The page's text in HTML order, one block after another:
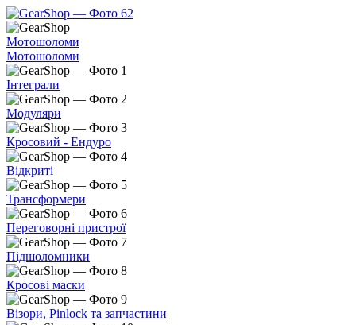
Мотошоломи
Мотошоломи
Інтеграли
Модуляри
Кросовий - Ендуро
Відкриті
Трансформери
Переговорні пристрої
Підшоломники
Кросові маски
Візори, Pinlock та запчастини